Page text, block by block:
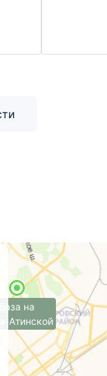
база на
Атинской